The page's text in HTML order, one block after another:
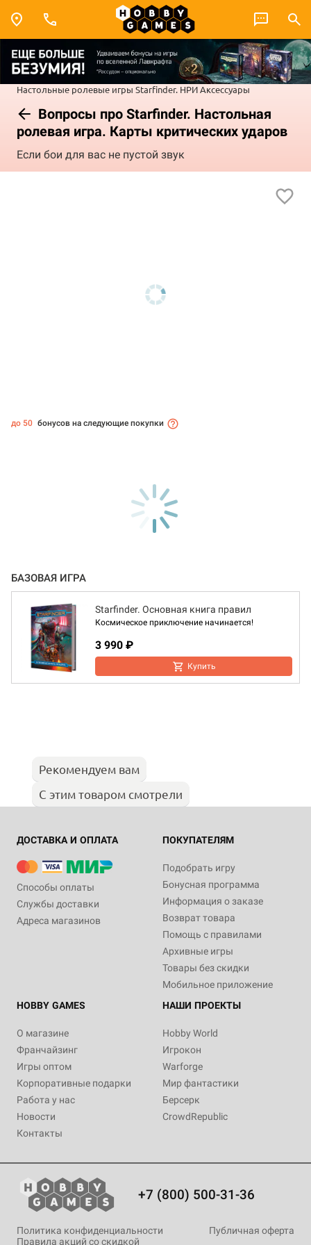
Настольные ролевые игры Starfinder. НРИАксессуары
Вопросы про Starfinder. Настольная
ролевая игра. Карты критических ударов
Если бои для вас не пустой звук
до 50 бонусов на следующие покупки
БАЗОВАЯ ИГРА
Starfinder. Основная книга правил
Космическое приключение начинается!
3 990 ₽
Купить
Рекомендуем вам
С этим товаром смотрели
ДОСТАВКА И ОПЛАТА
Способы оплаты
Службы доставки
Адреса магазинов
ПОКУПАТЕЛЯМ
Подобрать игру
Бонусная программа
Информация о заказе
Возврат товара
Помощь с правилами
Архивные игры
Товары без скидки
Мобильное приложение
HOBBY GAMES
О магазине
Франчайзинг
Игры оптом
Корпоративные подарки
Работа у нас
Новости
Контакты
НАШИ ПРОЕКТЫ
Hobby World
Игрокон
Warforge
Мир фантастики
Берсерк
CrowdRepublic
+7 (800) 500-31-36
Политика конфиденциальности
Публичная оферта
Правила акций со скидкой